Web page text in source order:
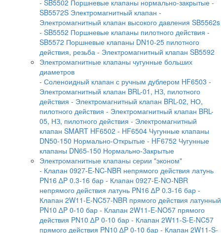
- SB5502 Поршневые клапаны нормально-закрытые -
SB5572S Электромагнитный клапан -
Электромагнитный клапан высокого давления SB5562s
- SB5552 Поршневые клапаны пилотного действия -
SB5572 Поршневые клапаны DN10-25 пилотного
действия, резьба - Электромагнитный клапан SB5592
Электромагнитные клапаны чугунные больших
диаметров
- Соленоидный клапан с ручным дублером HF6503 -
Электромагнитный клапан BRL-01, НЗ, пилотного
действия - Электромагнитный клапан BRL-02, НО,
пилотного действия - Электромагнитный клапан BRL-
05, НЗ, пилотного действия - Электромагнитный
клапан SMART HF6502 - HF6504 Чугунные клапаны
DN50-150 Нормально-Открытые - HF6752 Чугунные
клапаны DN65-150 Нормально-Закрытые
Электромагнитные клапаны серии "эконом"
- Клапан 0927-E-NC-NBR непрямого действия латунь
PN16 ∆P 0.3-16 бар - Клапан 0927-E-NО-NBR
непрямого действия латунь PN16 ∆P 0.3-16 бар -
Клапан 2W11-E-NC57-NBR прямого действия латунный
PN10 ∆P 0-10 бар - Клапан 2W11-E-NO57 прямого
действия PN10 ∆P 0-10 бар - Клапан 2W11-S-E-NC57
прямого действия PN10 ∆P 0-10 бар - Клапан 2W11-S-